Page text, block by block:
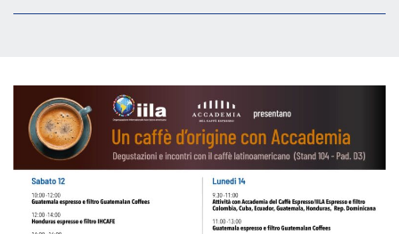
genere
COOPERAZIONE
Patrimonio culturale
Empowerment socio- economico